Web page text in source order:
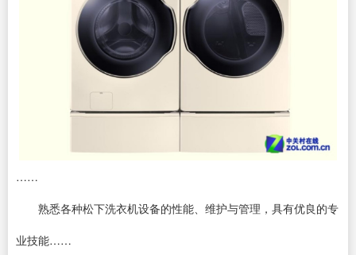
……
熟悉各种松下洗衣机设备的性能、维护与管理，具有优良的专
业技能……